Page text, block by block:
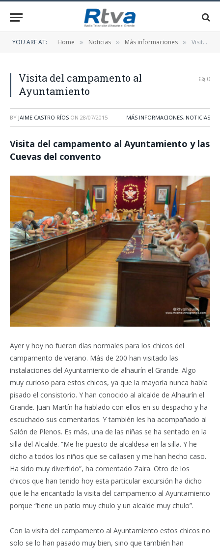
YOU ARE AT: Home » Noticias » Más informaciones » Visita del campamento al Ayuntamiento
Visita del campamento al
Ayuntamiento
0
BY JAIME CASTRO RÍOS ON 28/07/2015 MÁS INFORMACIONES, NOTICIAS
Visita del campamento al Ayuntamiento y las
Cuevas del convento
Ayer y hoy no fueron días normales para los chicos del
campamento de verano. Más de 200 han visitado las
instalaciones del Ayuntamiento de alhaurín el Grande. Algo
muy curioso para estos chicos, ya que la mayoría nunca había
pisado el consistorio. Y han conocido al alcalde de Alhaurín el
Grande. Juan Martín ha hablado con ellos en su despacho y ha
escuchado sus comentarios. Y también les ha acompañado al
Salón de Plenos. Es más, una de las niñas se ha sentado en la
silla del Alcalde. “Me he puesto de alcaldesa en la silla. Y he
dicho a todos los niños que se callasen y me han hecho caso.
Ha sido muy divertido”, ha comentado Zaira. Otro de los
chicos que han tenido hoy esta particular excursión ha dicho
que le ha encantado la visita del campamento al Ayuntamiento
porque “tiene un patio muy chulo y un alcalde muy chulo”.
Con la visita del campamento al Ayuntamiento estos chicos no
solo se lo han pasado muy bien, sino que también han